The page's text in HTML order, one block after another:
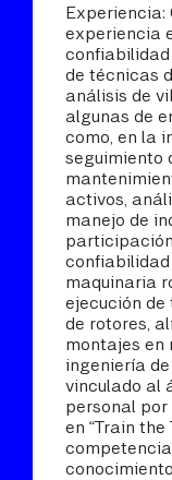
Experiencia:
experiencia
confiabilidad
de técnicas
análisis de
algunas de
como, en la
seguimiento
activos,
manejo de
maquinaria
ejecución
de rotores,
montajes en
ingeniería
vinculado al
personal por
en “Train
conocimiento